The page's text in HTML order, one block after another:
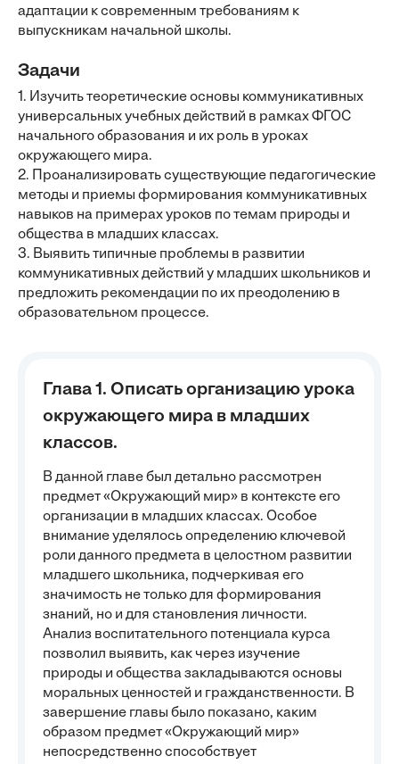
адаптации к современным требованиям к
выпускникам начальной школы.
Задачи
1. Изучить теоретические основы коммуникативных
универсальных учебных действий в рамках ФГОС
начального образования и их роль в уроках
окружающего мира.
2. Проанализировать существующие педагогические
методы и приемы формирования коммуникативных
навыков на примерах уроков по темам природы и
общества в младших классах.
3. Выявить типичные проблемы в развитии
коммуникативных действий у младших школьников и
предложить рекомендации по их преодолению в
образовательном процессе.
Глава 1. Описать организацию урока
окружающего мира в младших
классов.
В данной главе был детально рассмотрен
предмет «Окружающий мир» в контексте его
организации в младших классах. Особое
внимание уделялось определению ключевой
роли данного предмета в целостном развитии
младшего школьника, подчеркивая его
значимость не только для формирования
знаний, но и для становления личности.
Анализ воспитательного потенциала курса
позволил выявить, как через изучение
природы и общества закладываются основы
моральных ценностей и гражданственности. В
завершение главы было показано, каким
образом предмет «Окружающий мир»
непосредственно способствует